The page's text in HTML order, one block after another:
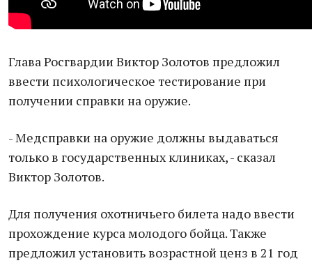
Глава Росгвардии Виктор Золотов предложил
ввести психологическое тестирование при
получении справки на оружие.
- Медсправки на оружие должны выдаваться
только в государственных клиниках, - сказал
Виктор Золотов.
Для получения охотничьего билета надо ввести
прохождение курса молодого бойца. Также
предложил установить возрастной ценз в 21 год